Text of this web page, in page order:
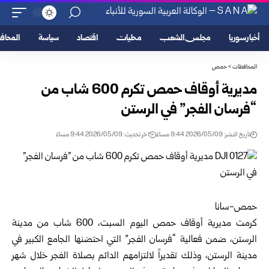
أخبار سوريا مجلس الشعب محليات اقتصاد سياسة
المحافظات>حمص
مديرية أوقاف حمص تكرم 600 شاب من
“فرسان الفجر” في الرستن
تاريخ النشر: 2026/05/09 9:44 مساءً اخر تحديث: 2026/05/09 9:44 مساءً
حمص-سانا
كرمت مديرية أوقاف حمص
اليوم السبت، 600 شاب من مدينة
الرستن، ضمن فعالية “فرسان الفجر” التي احتضنها الجامع الكبير في
مدينة الرستن، وذلك تقديراً لالتزامهم الدائم بصلاة الفجر خلال شهر